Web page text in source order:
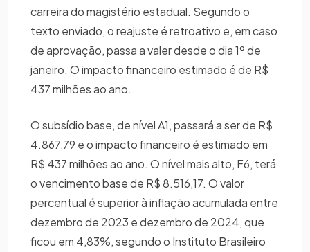
carreira do magistério estadual. Segundo o
texto enviado, o reajuste é retroativo e, em caso
de aprovação, passa a valer desde o dia 1º de
janeiro. O impacto financeiro estimado é de R$
437 milhões ao ano.
O subsídio base, de nível A1, passará a ser de R$
4.867,79 e o impacto financeiro é estimado em
R$ 437 milhões ao ano. O nível mais alto, F6, terá
o vencimento base de R$ 8.516,17. O valor
percentual é superior à inflação acumulada entre
dezembro de 2023 e dezembro de 2024, que
ficou em 4,83%, segundo o Instituto Brasileiro